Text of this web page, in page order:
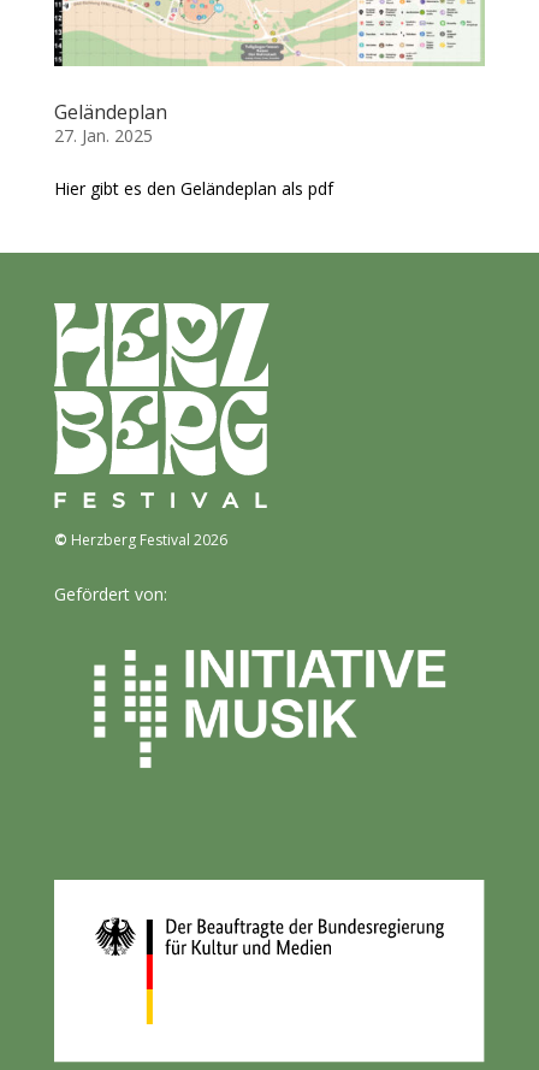
Geländeplan
27. Jan. 2025
Hier gibt es den Geländeplan als pdf
© Herzberg Festival 2026
Gefördert von: